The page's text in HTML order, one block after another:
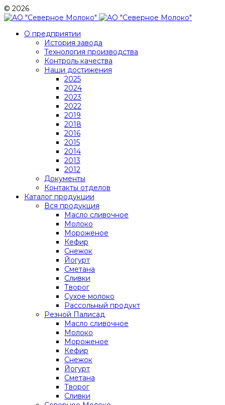
© 2026
О предприятии
История завода
Технология производства
Контроль качества
Наши достижения
2025
2024
2023
2022
2019
2018
2016
2015
2014
2013
2012
Документы
Контакты отделов
Каталог продукции
Вся продукция
Масло сливочное
Молоко
Мороженое
Кефир
Снежок
Йогурт
Сметана
Сливки
Творог
Сухое молоко
Рассольный продукт
Резной Палисад
Масло сливочное
Молоко
Мороженое
Кефир
Снежок
Йогурт
Сметана
Творог
Сливки